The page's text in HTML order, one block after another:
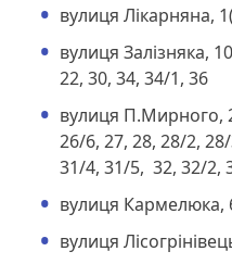
вулиця Лікарняна,
вулиця Залізняка,
22, 30, 34, 34/1, 36
вулиця П.Мирного,
26/6, 27, 28, 28/2,
31/4, 31/5, 32, 32/2,
вулиця Кармелюка,
вулиця